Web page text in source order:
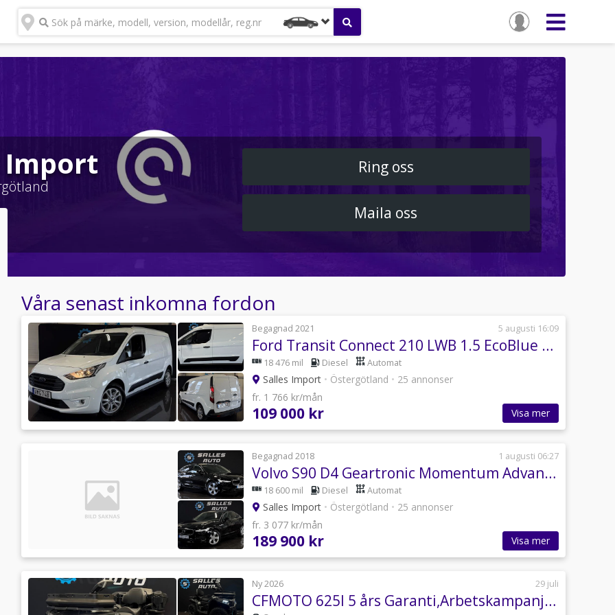
Sök på märke, modell, version, modellår, reg.nr
Import Ring oss
Maila oss
Våra senast inkomna fordon
Begagnad 2021 5 augusti 16:09
Ford Transit Connect 210 LWB 1.5 EcoBlue SelectShift Euro 6
18 476 mil Diesel Automat
Salles Import • Östergötland • 25 annonser
fr. 1 766 kr/mån
109 000 kr Visa mer
Begagnad 2018 1 augusti 06:27
Volvo S90 D4 Geartronic Momentum Advanced Edition Euro 6
18 600 mil Diesel Automat
Salles Import • Östergötland • 25 annonser
fr. 3 077 kr/mån
189 900 kr Visa mer
Ny 2026 29 juli
CFMOTO 625l 5 års Garanti,Arbetskampanj,Korg + Ruta på köpet.